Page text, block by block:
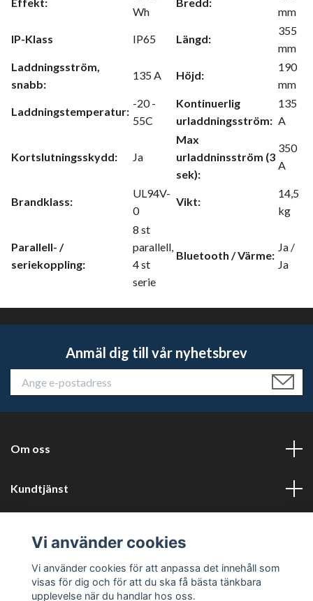
Wh
mm
IP-Klass IP65 Längd:
355
mm
Laddningsström,
snabb:
135 A Höjd:
190
mm
Laddningstemperatur:
-20 -
55C
Kontinuerlig
urladdningsström:
135
A
Kortslutningsskydd: Ja
Max
urladdninsström (3
sek):
350
A
Brandklass:
UL94V-
0
Vikt:
14,5
kg
Parallell- /
seriekoppling:
8 st
parallell,
4 st
serie
Bluetooth / Värme:
Ja /
Ja
Anmäl dig till vår nyhetsbrev
Om oss
Kundtjänst
Sociala medier
Vi använder cookies
Vi använder cookies för att anpassa det innehåll som
visas för dig och för att du ska få bästa tänkbara
upplevelse när du handlar hos oss.